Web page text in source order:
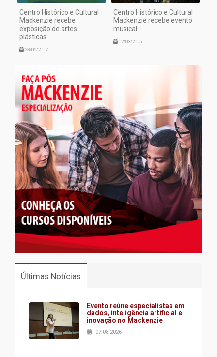
Centro Histórico e Cultural
Mackenzie recebe
exposição de artes
plásticas
23/06/2017
Centro Histórico e Cultural
Mackenzie recebe evento
musical
02/03/2015
Últimas Notícias
Evento reúne especialistas em
dados, inteligência artificial e
inovação no Mackenzie
07.08.2026